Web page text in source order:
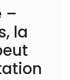
–
la